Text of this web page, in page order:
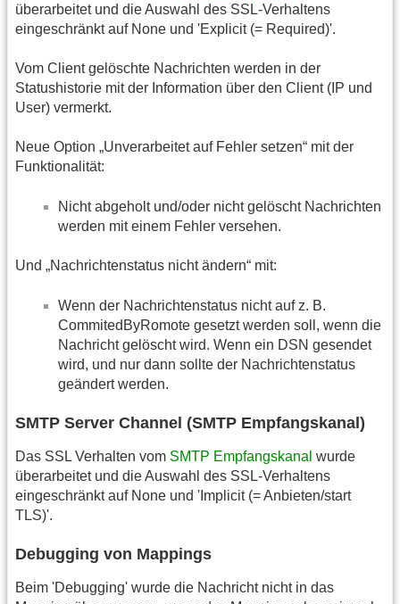
überarbeitet und die Auswahl des SSL-Verhaltens
eingeschränkt auf None und 'Explicit (= Required)'.
Vom Client gelöschte Nachrichten werden in der
Statushistorie mit der Information über den Client (IP und
User) vermerkt.
Neue Option „Unverarbeitet auf Fehler setzen“ mit der
Funktionalität:
Nicht abgeholt und/oder nicht gelöscht Nachrichten
werden mit einem Fehler versehen.
Und „Nachrichtenstatus nicht ändern“ mit:
Wenn der Nachrichtenstatus nicht auf z. B.
CommitedByRomote gesetzt werden soll, wenn die
Nachricht gelöscht wird. Wenn ein DSN gesendet
wird, und nur dann sollte der Nachrichtenstatus
geändert werden.
SMTP Server Channel (SMTP Empfangskanal)
Das SSL Verhalten vom SMTP Empfangskanal wurde
überarbeitet und die Auswahl des SSL-Verhaltens
eingeschränkt auf None und 'Implicit (= Anbieten/start
TLS)'.
Debugging von Mappings
Beim 'Debugging' wurde die Nachricht nicht in das